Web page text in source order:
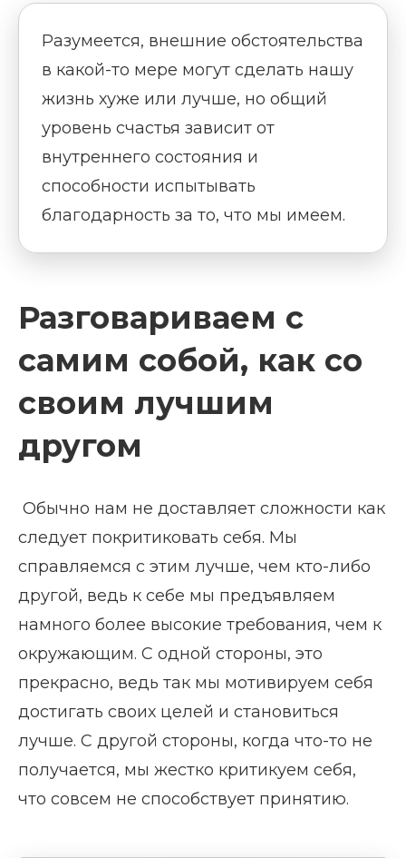
Разумеется, внешние обстоятельства
в какой-то мере могут сделать нашу
жизнь хуже или лучше, но общий
уровень счастья зависит от
внутреннего состояния и
способности испытывать
благодарность за то, что мы имеем.
Разговариваем с
самим собой, как со
своим лучшим
другом
Обычно нам не доставляет сложности как
следует покритиковать себя. Мы
справляемся с этим лучше, чем кто-либо
другой, ведь к себе мы предъявляем
намного более высокие требования, чем к
окружающим. С одной стороны, это
прекрасно, ведь так мы мотивируем себя
достигать своих целей и становиться
лучше. С другой стороны, когда что-то не
получается, мы жестко критикуем себя,
что совсем не способствует принятию.